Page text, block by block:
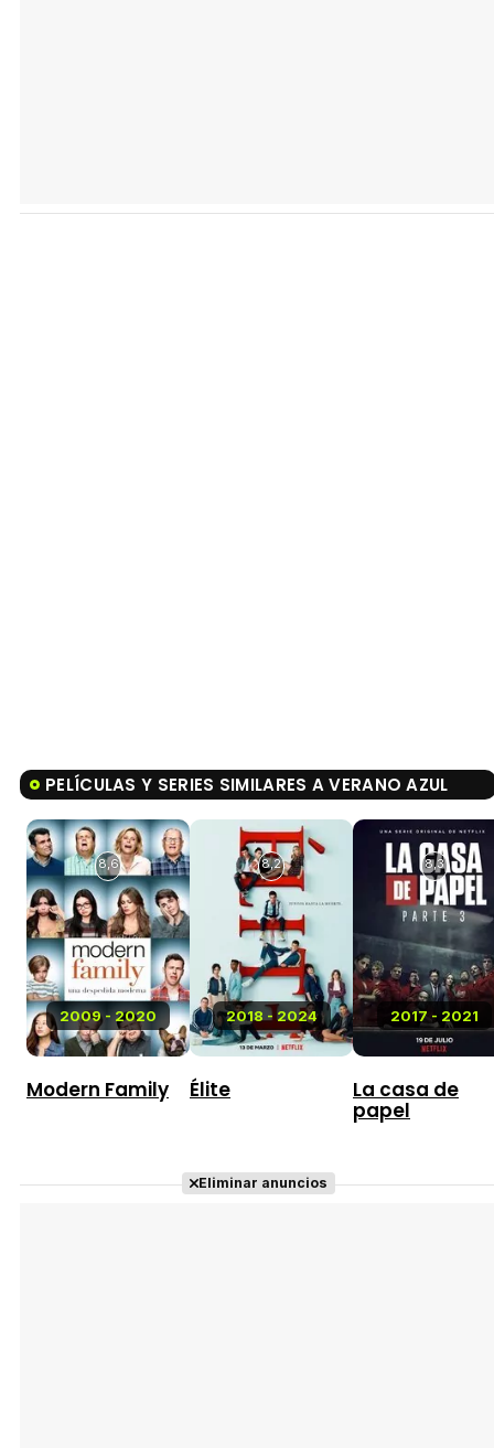
PELÍCULAS Y SERIES SIMILARES A VERANO AZUL
2009 - 2020
8,6
Modern Family
2018 - 2024
8,2
Élite
2017 - 2021
8,3
La casa de
papel
Eliminar anuncios